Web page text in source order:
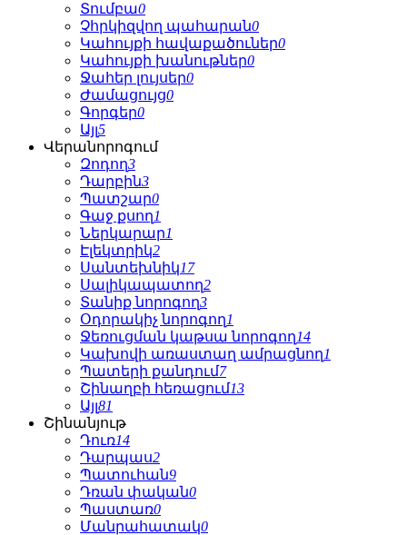
Տումբա0
Չհրկիզվող պահարան0
Կահույքի հավաքածուներ0
Կահույքի խանութներ0
Ջահեր լույսեր0
Ժամացույց0
Գորգեր0
Այլ5
Վերանորոգում
Զոդող3
Դարբին3
Պատշար0
Գաջ քսող1
Ներկարար1
Էլեկտրիկ2
Սանտեխնիկ17
Սալիկապատող2
Տանիք նորոգող3
Օդորակիչ նորոգող1
Ջեռուցման կաթսա նորոգող14
Կախովի առաստաղ ամրացնող1
Պատերի քանդում7
Շինաղբի հեռացում13
Այլ81
Շինանյութ
Դուռ14
Դարպաս2
Պատուհան9
Դռան փական0
Պաստառ0
Մանրահատակ0